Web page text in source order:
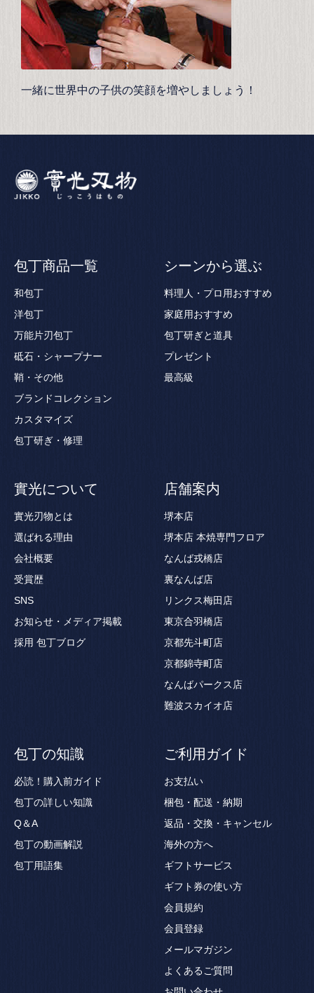
一緒に世界中の子供の笑顔を増やしましょう！
包丁商品一覧
和包丁
洋包丁
万能片刃包丁
砥石・シャープナー
鞘・その他
ブランドコレクション
カスタマイズ
包丁研ぎ・修理
シーンから選ぶ
料理人・プロ用おすすめ
家庭用おすすめ
包丁研ぎと道具
プレゼント
最高級
實光について
實光刃物とは
選ばれる理由
会社概要
受賞歴
SNS
お知らせ・メディア掲載
採用 包丁ブログ
店舗案内
堺本店
堺本店 本焼専門フロア
なんば戎橋店
裏なんば店
リンクス梅田店
東京合羽橋店
京都先斗町店
京都錦寺町店
なんばパークス店
難波スカイオ店
包丁の知識
必読！購入前ガイド
包丁の詳しい知識
Q＆A
包丁の動画解説
包丁用語集
ご利用ガイド
お支払い
梱包・配送・納期
返品・交換・キャンセル
海外の方へ
ギフトサービス
ギフト券の使い方
会員規約
会員登録
メールマガジン
よくあるご質問